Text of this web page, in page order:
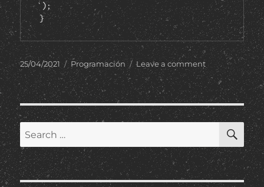
`);
}
Posted
on
25/04/2021 Categories
Programación Leave a commenton
Componentes
dinámicos
en
Vue.js
Search
for: